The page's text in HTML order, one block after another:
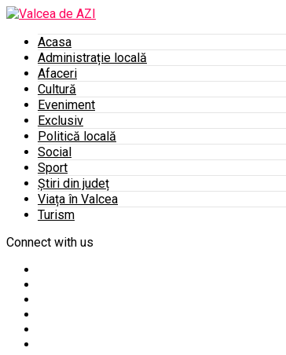
Acasa
Administrație locală
Afaceri
Cultură
Eveniment
Exclusiv
Politică locală
Social
Sport
Știri din județ
Viața în Valcea
Turism
Connect with us